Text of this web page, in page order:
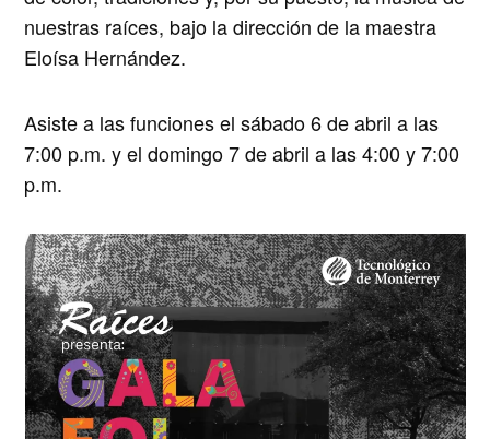
nuestras raíces, bajo la dirección de la maestra
Eloísa Hernández.
Asiste a las funciones elsábado 6 de abril a las
7:00 p.m. y el domingo 7 de abril a las 4:00 y 7:00
p.m.